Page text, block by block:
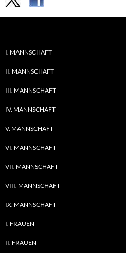
I. MANNSCHAFT
II. MANNSCHAFT
III. MANNSCHAFT
IV. MANNSCHAFT
V. MANNSCHAFT
VI. MANNSCHAFT
VII. MANNSCHAFT
VIII. MANNSCHAFT
IX. MANNSCHAFT
I. FRAUEN
II. FRAUEN